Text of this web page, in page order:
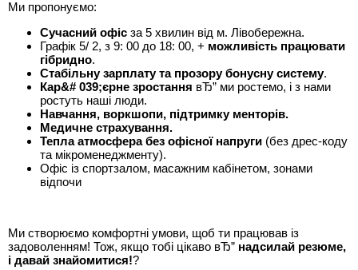
Ми пропонуємо:
Сучасний офіс за 5 хвилин від м. Лівобережна.
Графік 5/ 2, з 9: 00 до 18: 00, + можливість працювати
гібридно.
Стабільну зарплату та прозору бонусну систему.
Кар&# 039;єрне зростання вЂ” ми ростемо, і з нами
ростуть наші люди.
Навчання, воркшопи, підтримку менторів.
Медичне страхування.
Тепла атмосфера без офісної напруги (без дрес-коду
та мікроменеджменту).
Офіс із спортзалом, масажним кабінетом, зонами
відпочи
Ми створюємо комфортні умови, щоб ти працював із
задоволенням! Тож, якщо тобі цікаво вЂ” надсилай резюме,
і давай знайомитися!?